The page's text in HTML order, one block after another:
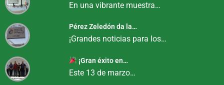
En una vibrante muestra…
Pérez Zeledón da la…
¡Grandes noticias para los…
¡Gran éxito en…
Este 13 de marzo…